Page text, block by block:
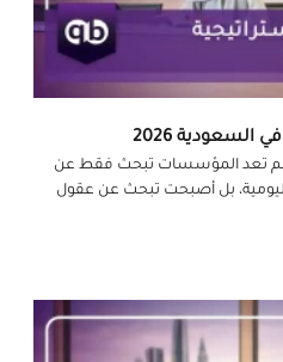
السعودية 2026
لم تعد المؤسسات تبحث فقط عن
بل أصبحت تبحث عن عقول